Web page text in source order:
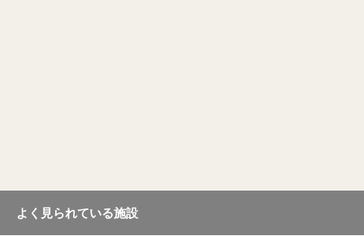
よく見られている施設